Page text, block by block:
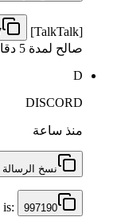
[TalkTalk]
صالح لمدة 5 دقائق
D
DISCORD
منذ ساعة
نسخ الرسالة
997190